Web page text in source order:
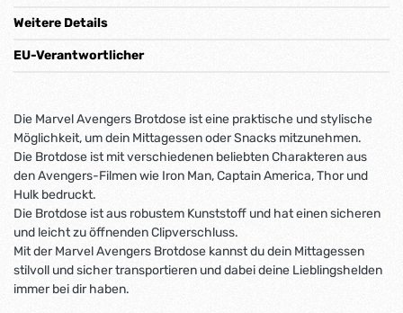
Weitere Details
EU-Verantwortlicher
Die Marvel Avengers Brotdose ist eine praktische und stylische
Möglichkeit, um dein Mittagessen oder Snacks mitzunehmen.
Die Brotdose ist mit verschiedenen beliebten Charakteren aus
den Avengers-Filmen wie Iron Man, Captain America, Thor und
Hulk bedruckt.
Die Brotdose ist aus robustem Kunststoff und hat einen sicheren
und leicht zu öffnenden Clipverschluss.
Mit der Marvel Avengers Brotdose kannst du dein Mittagessen
stilvoll und sicher transportieren und dabei deine Lieblingshelden
immer bei dir haben.